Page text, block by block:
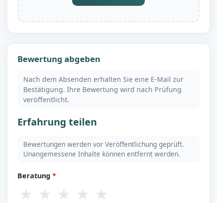
Bewertung abgeben
Nach dem Absenden erhalten Sie eine E-Mail zur
Bestätigung. Ihre Bewertung wird nach Prüfung
veröffentlicht.
Erfahrung teilen
Bewertungen werden vor Veröffentlichung geprüft.
Unangemessene Inhalte können entfernt werden.
Beratung*
★ ★ ★ ★ ★